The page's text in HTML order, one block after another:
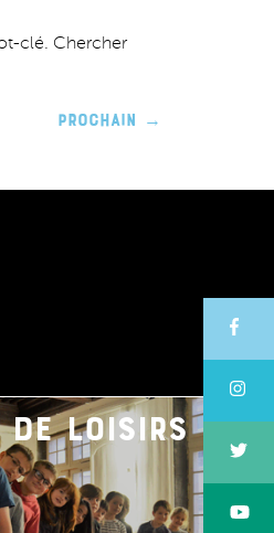
clé. Chercher
Prochain →
de loisirs